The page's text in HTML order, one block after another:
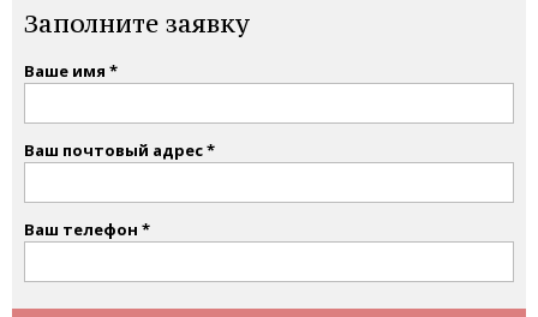
Заполните заявку
Ваше имя
Ваш почтовый адрес
Ваш телефон